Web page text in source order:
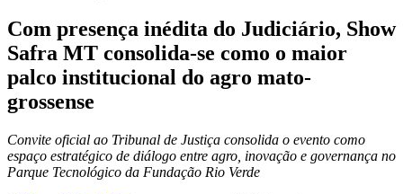
Com presença inédita do Judiciário, Show
Safra MT consolida-se como o maior
palco institucional do agro mato-
grossense
Convite oficial ao Tribunal de Justiça consolida o evento como
espaço estratégico de diálogo entre agro, inovação e governança no
Parque Tecnológico da Fundação Rio Verde